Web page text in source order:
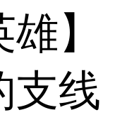
】
支线